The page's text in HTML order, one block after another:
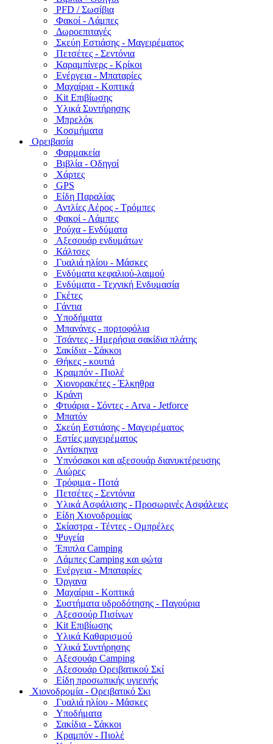
PFD / Σωσίβια
Φακοί - Λάμπες
Δωροεπιταγές
Σκεύη Εστιάσης - Μαγειρέματος
Πετσέτες - Σεντόνια
Καραμπίνερς - Κρίκοι
Ενέργεια - Μπαταρίες
Μαχαίρια - Κοπτικά
Kit Επιβίωσης
Υλικά Συντήρησης
Μπρελόκ
Κοσμήματα
Ορειβασία
Φαρμακεία
Βιβλία - Οδηγοί
Χάρτες
GPS
Είδη Παραλίας
Αντλίες Αέρος - Τρόμπες
Φακοί - Λάμπες
Ρούχα - Ενδύματα
Αξεσουάρ ενδυμάτων
Κάλτσες
Γυαλιά ηλίου - Μάσκες
Ενδύματα κεφαλιού-λαιμού
Ενδύματα - Τεχνική Ενδυμασία
Γκέτες
Γάντια
Υποδήματα
Μπανάνες - πορτοφόλια
Τσάντες - Ημερήσια σακίδια πλάτης
Σακίδια - Σάκκοι
Θήκες - κουτιά
Κραμπόν - Πιολέ
Χιονορακέτες - Έλκηθρα
Κράνη
Φτυάρια - Σόντες - Arva - Jetforce
Μπατόν
Σκεύη Εστιάσης - Μαγειρέματος
Εστίες μαγειρέματος
Αντίσκηνα
Υπνόσακοι και αξεσουάρ διανυκτέρευσης
Αιώρες
Τρόφιμα - Ποτά
Πετσέτες - Σεντόνια
Υλικά Ασφάλισης - Προσωρινές Ασφάλειες
Είδη Χιονοδρομίας
Σκίαστρα - Τέντες - Ομπρέλες
Ψυγεία
Έπιπλα Camping
Λάμπες Camping και φώτα
Ενέργεια - Μπαταρίες
Όργανα
Μαχαίρια - Κοπτικά
Συστήματα υδροδότησης - Παγούρια
Αξεσσούρ Πισίνων
Kit Επιβίωσης
Υλικά Καθαρισμού
Υλικά Συντήρησης
Αξεσουάρ Camping
Αξεσουάρ Ορειβατικού Σκί
Είδη προσωπικής υγιεινής
Χιονοδρομία - Ορειβατικό Σκι
Γυαλιά ηλίου - Μάσκες
Υποδήματα
Σακίδια - Σάκκοι
Κραμπόν - Πιολέ